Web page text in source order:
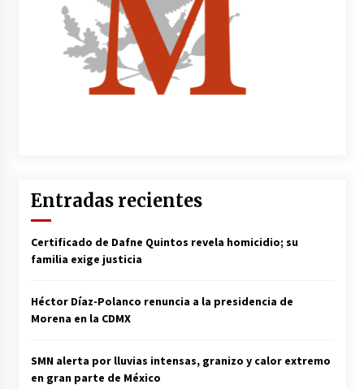
Entradas recientes
Certificado de Dafne Quintos revela homicidio; su
familia exige justicia
Héctor Díaz-Polanco renuncia a la presidencia de
Morena en la CDMX
SMN alerta por lluvias intensas, granizo y calor extremo
en gran parte de México